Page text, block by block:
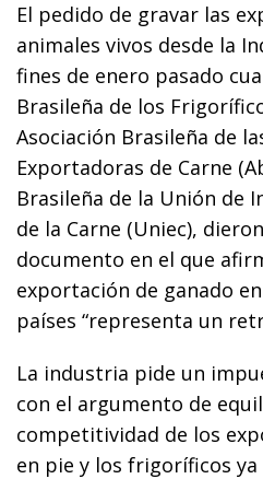
El pedido de gravar las
animales vivos desde la
fines de enero pasado
Brasileña de los
Asociación Brasileña de
Exportadoras de Carne
Brasileña de la Unión de
de la Carne (Uniec),
documento en el que
exportación de ganado
países “representa un
La industria pide un
con el argumento de
competitividad de los
en pie y los frigoríficos